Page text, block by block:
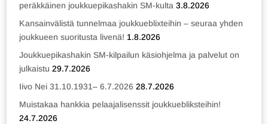
peräkkäinen joukkuepikashakin SM-kulta 3.8.2026
Kansainvälistä tunnelmaa joukkueblixteihin – seuraa yhden
joukkueen suoritusta livenä! 1.8.2026
Joukkuepikashakin SM-kilpailun käsiohjelma ja palvelut on
julkaistu 29.7.2026
Iivo Nei 31.10.1931– 6.7.2026 28.7.2026
Muistakaa hankkia pelaajalisenssit joukkuebliksteihin!
24.7.2026